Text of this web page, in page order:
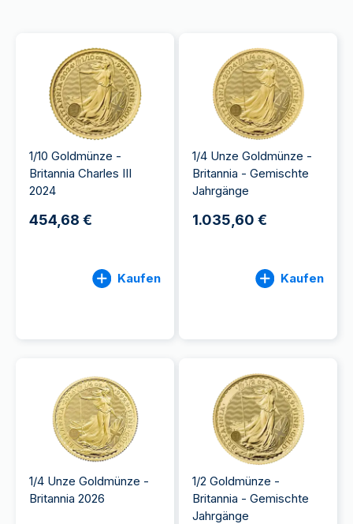
1/10 Goldmünze -
Britannia Charles III
2024
454,68 €
Kaufen
1/4 Unze Goldmünze -
Britannia - Gemischte
Jahrgänge
1.035,60 €
Kaufen
1/4 Unze Goldmünze -
Britannia 2026
1/2 Goldmünze -
Britannia - Gemischte
Jahrgänge